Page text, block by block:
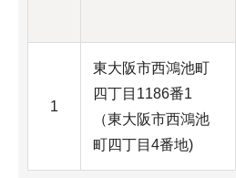
1
東大阪市西鴻池町
四丁目1186番1
（東大阪市西鴻池
町四丁目4番地)